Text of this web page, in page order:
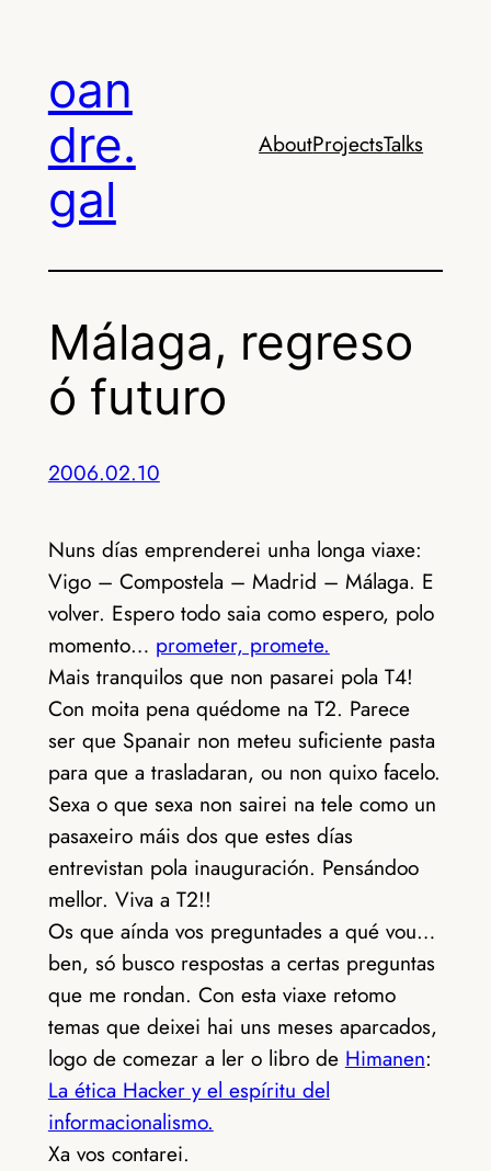
contentoan
dre.
gal
AboutProjectsTalks
Málaga, regreso
ó futuro
2006.02.10
Nuns días emprenderei unha longa viaxe:
Vigo – Compostela – Madrid – Málaga. E
volver. Espero todo saia como espero, polo
momento… prometer, promete.
Mais tranquilos que non pasarei pola T4!
Con moita pena quédome na T2. Parece
ser que Spanair non meteu suficiente pasta
para que a trasladaran, ou non quixo facelo.
Sexa o que sexa non sairei na tele como un
pasaxeiro máis dos que estes días
entrevistan pola inauguración. Pensándoo
mellor. Viva a T2!!
Os que aínda vos preguntades a qué vou…
ben, só busco respostas a certas preguntas
que me rondan. Con esta viaxe retomo
temas que deixei hai uns meses aparcados,
logo de comezar a ler o libro de Himanen:
La ética Hacker y el espíritu del
informacionalismo.
Xa vos contarei.